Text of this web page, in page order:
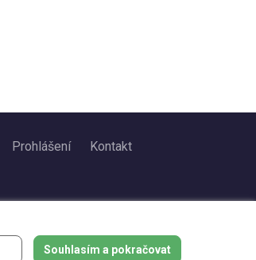
Prohlášení Kontakt
Souhlasím a pokračovat